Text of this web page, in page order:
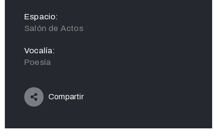
Espacio:
Salón de Actos
Vocalía:
Poesía
Compartir